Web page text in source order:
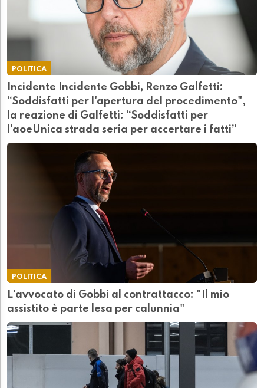
POLITICA
Incidente Incidente Gobbi, Renzo Galfetti:
“Soddisfatti per l'apertura del procedimento",
la reazione di Galfetti: “Soddisfatti per
l'aoeUnica strada seria per accertare i fatti”
POLITICA
L'avvocato di Gobbi al contrattacco: "Il mio
assistito è parte lesa per calunnia"